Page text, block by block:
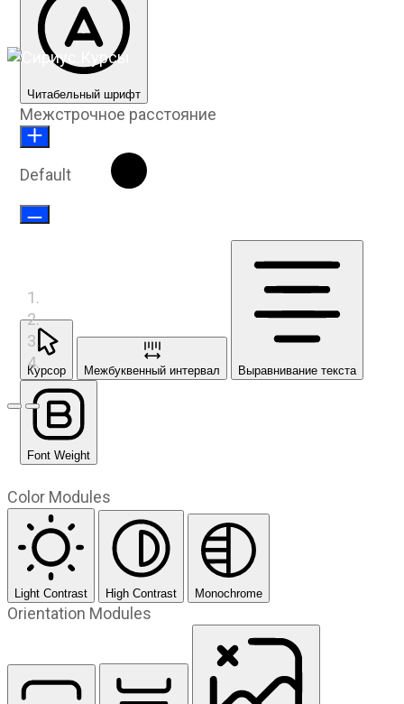
Предыдущий слайд
Следующий слайд
Читабельный шрифт
Межстрочное расстояние
Default
Курсор Межбуквенный интервал Выравнивание текста
Font Weight
Color Modules
Light Contrast High Contrast Monochrome
Orientation Modules